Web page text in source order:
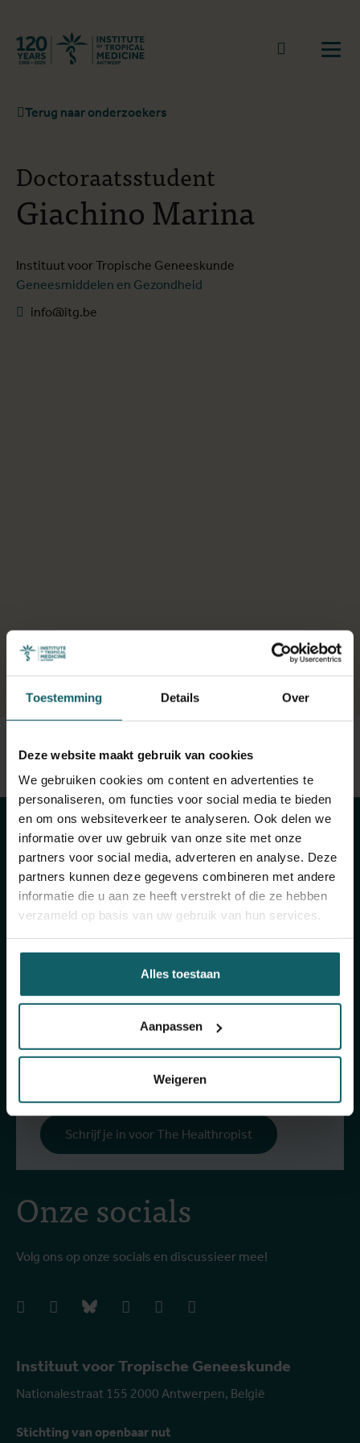
Toestemming Details Over
Deze website maakt gebruik van cookies
We gebruiken cookies om content en advertenties te
personaliseren, om functies voor social media te bieden
en om ons websiteverkeer te analyseren. Ook delen we
informatie over uw gebruik van onze site met onze
partners voor social media, adverteren en analyse. Deze
partners kunnen deze gegevens combineren met andere
informatie die u aan ze heeft verstrekt of die ze hebben
verzameld op basis van uw gebruik van hun services.
Alles toestaan
Aanpassen
Weigeren
Terug naar start
Naar
Terug naar onderzoekers
Giachino Marina
Doctoraatsstudent
Instituut voor Tropische Geneeskunde
Geneesmiddelen en Gezondheid
info@itg.be
Selecteer een tabblad
Bekijk volledige lijst van publicaties
View full fingerprint
Bekijk volledige lijst met projecten
Instituut voor Tropische Geneeskunde
Nationalestraat 155 2000 Antwerpen, België
Stichting van openbaar nut
Onze socials
Volg ons op onze socials en discussieer mee!
facebookinstagrambluesky linkedIn youtube
Blijf op de hoogte
van onze
activiteiten
Schrijf je in voor onze algemene nieuwsbrief en
fondsenwerving, om (twee)maandelijkse updates
te ontvangen over ons onderzoek, projecten,
opleidingen, en nog veel meer!
nieuwsbrief
Schrijf je in voor The Healthropist